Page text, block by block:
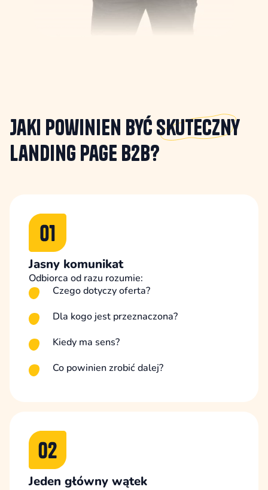
Jaki powinien byćSkuteczny
landing page B2B?
Jasny komunikat
Odbiorca od razu rozumie:
Czego dotyczy oferta?
Dla kogo jest przeznaczona?
Kiedy ma sens?
Co powinien zrobić dalej?
Jeden główny wątek